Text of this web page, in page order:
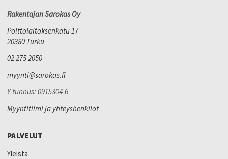
Rakentajan Sarokas Oy
Polttolaitoksenkatu 17
20380 Turku
02 275 2050
myynti@sarokas.fi
Y-tunnus: 0915304-6
Myyntitiimi ja yhteyshenkilöt
PALVELUT
Yleistä